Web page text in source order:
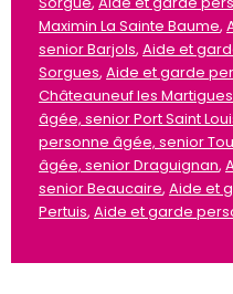
Maximin La Sainte Baume,
senior Barjols, Aide et
Sorgues, Aide et garde
Châteauneuf les Martigues
âgée, senior Port Saint
personne âgée, senior
âgée, senior Draguignan,
senior Beaucaire, Aide et
Pertuis, Aide et garde